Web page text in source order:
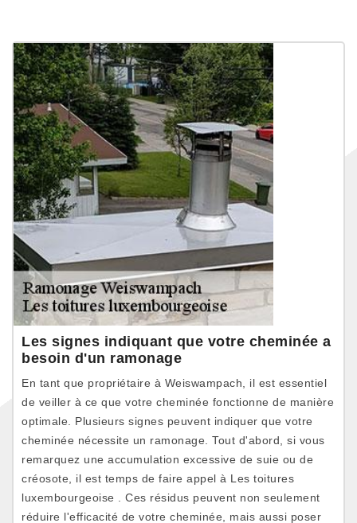
Les signes indiquant que votre cheminée a
besoin d'un ramonage
En tant que propriétaire à Weiswampach, il est essentiel
de veiller à ce que votre cheminée fonctionne de manière
optimale. Plusieurs signes peuvent indiquer que votre
cheminée nécessite un ramonage. Tout d'abord, si vous
remarquez une accumulation excessive de suie ou de
créosote, il est temps de faire appel à Les toitures
luxembourgeoise . Ces résidus peuvent non seulement
réduire l'efficacité de votre cheminée, mais aussi poser